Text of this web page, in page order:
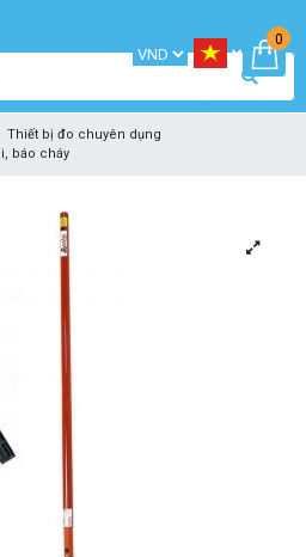
0
Thiết bị đo chuyên dụng
báo cháy